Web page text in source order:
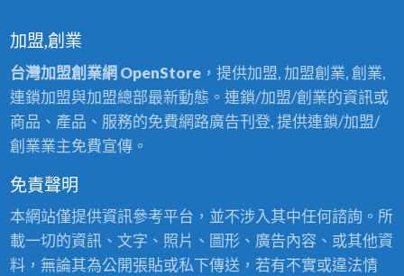
加盟,創業
台灣加盟創業網 OpenStore，提供加盟, 加盟創業, 創業,
連鎖加盟與加盟總部最新動態。連鎖/加盟/創業的資訊或
商品、產品、服務的免費網路廣告刊登, 提供連鎖/加盟/
創業業主免費宣傳。
免責聲明
本網站僅提供資訊參考平台，並不涉入其中任何諮詢。所
載一切的資訊、文字、照片、圖形、廣告內容、或其他資
料，無論其為公開張貼或私下傳送，若有不實或違法情